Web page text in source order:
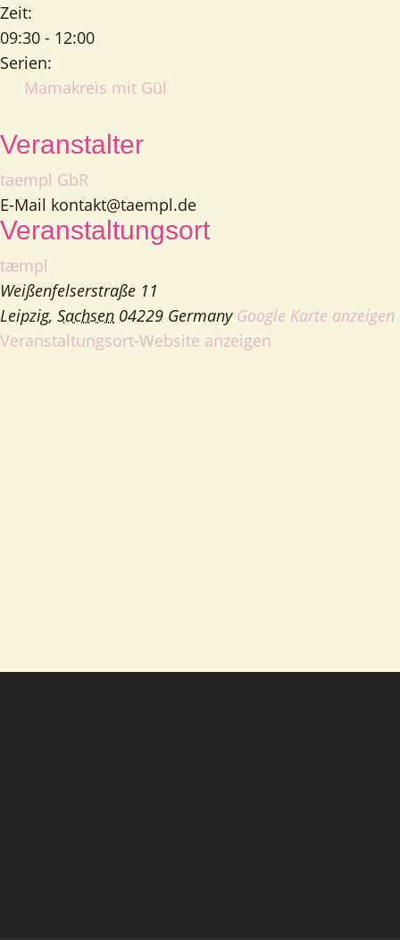
Zeit:
09:30 - 12:00
Serien:
Mamakreis mit Gül
Veranstalter
taempl GbR
E-Mail kontakt@taempl.de
Veranstaltungsort
tæmpl
Weißenfelserstraße 11
Leipzig, Sachsen 04229 Germany Google Karte anzeigen
Veranstaltungsort-Website anzeigen